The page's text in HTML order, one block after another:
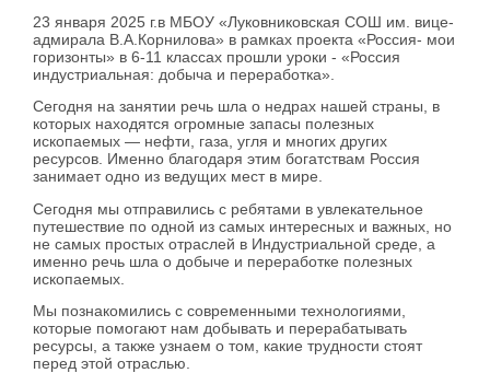
23 января 2025 г.в МБОУ «Луковниковская СОШ им. вице-
адмирала В.А.Корнилова» в рамках проекта «Россия- мои
горизонты» в 6-11 классах прошли уроки - «Россия
индустриальная: добыча и переработка».
Сегодня на занятии речь шла о недрах нашей страны, в
которых находятся огромные запасы полезных
ископаемых — нефти, газа, угля и многих других
ресурсов. Именно благодаря этим богатствам Россия
занимает одно из ведущих мест в мире.
Сегодня мы отправились с ребятами в увлекательное
путешествие по одной из самых интересных и важных, но
не самых простых отраслей в Индустриальной среде, а
именно речь шла о добыче и переработке полезных
ископаемых.
Мы познакомились с современными технологиями,
которые помогают нам добывать и перерабатывать
ресурсы, а также узнаем о том, какие трудности стоят
перед этой отраслью.